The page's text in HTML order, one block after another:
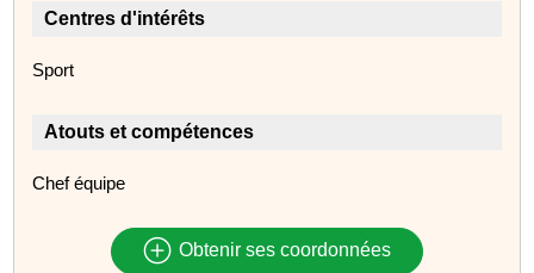
Centres d'intérêts
Sport
Atouts et compétences
Chef équipe
Obtenir ses coordonnées